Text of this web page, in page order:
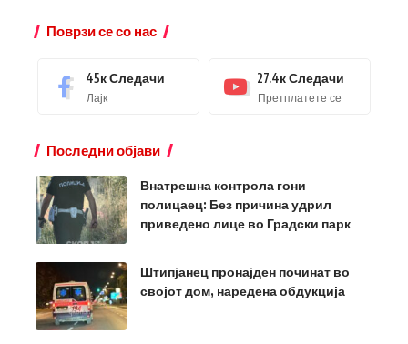
Поврзи се со нас
45кСледачи
Лајк
27.4кСледачи
Претплатете се
Последни објави
Внатрешна контрола гони
полицаец: Без причина удрил
приведено лице во Градски парк
Штипјанец пронајден починат во
својот дом, наредена обдукција